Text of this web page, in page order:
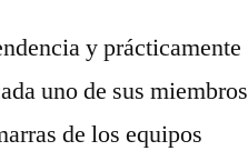
y prácticamente
uno de sus miembros
de los equipos